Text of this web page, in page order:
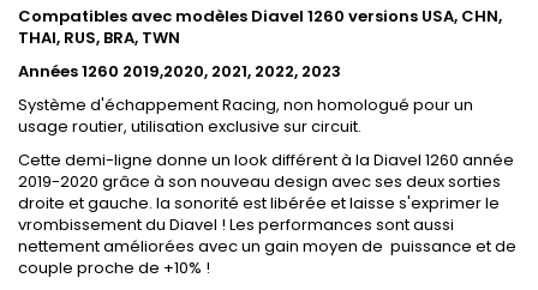
Compatibles avec modèles Diavel 1260 versions USA, CHN,
THAI, RUS, BRA, TWN
Années 1260 2019,2020, 2021, 2022, 2023
Système d'échappement Racing, non homologué pour un
usage routier, utilisation exclusive sur circuit.
Cette demi-ligne donne un look différent à la Diavel 1260 année
2019-2020 grâce à son nouveau design avec ses deux sorties
droite et gauche. la sonorité est libérée et laisse s'exprimer le
vrombissement du Diavel ! Les performances sont aussi
nettement améliorées avec un gain moyen de puissance et de
couple proche de +10% !